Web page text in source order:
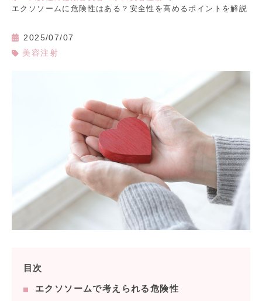
エクソソームに危険性はある？安全性を高めるポイントを解説
2025/07/07
美容注射
目次
エクソソームで考えられる危険性